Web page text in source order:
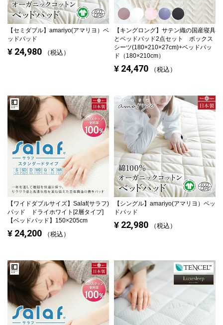
【セミダブル】 amariyo(アマリヨ）ベ
ッドパッド
¥ 24,980 税込
【キングロング】 サテン織の国産寝具
とベッドパッド2点セット ボックス
シーツ(180×210×27cm)+ベッドパッ
ド（180×210cm）
¥ 24,470 税込
【ワイドダブルサイズ】 Salaf(サラフ)
パッド ドライホワイト[2層タイプ]
【ベッドパッド】150×205cm
¥ 24,200 税込
【シングル】 amariyo(アマリヨ）ベッ
ドパッド
¥ 22,980 税込